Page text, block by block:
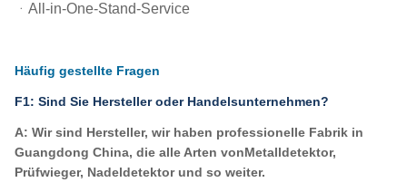
ᆞAll-in-One-Stand-Service
Häufig gestellte Fragen
F1: Sind Sie Hersteller oder Handelsunternehmen?
A: Wir sind Hersteller, wir haben professionelle Fabrik in
Guangdong China, die alle Arten vonMetalldetektor,
Prüfwieger, Nadeldetektor und so weiter.